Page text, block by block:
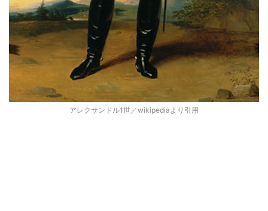
アレクサンドル1世／wikipediaより引用